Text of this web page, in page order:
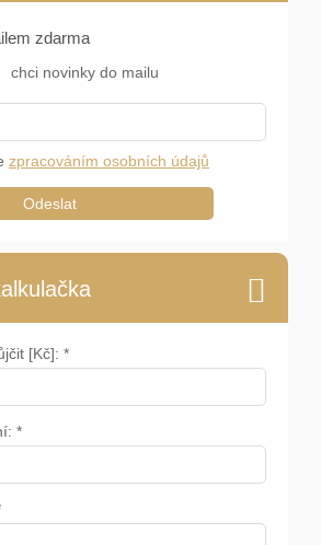
zdarma
zpracováním osobních údajů
Odeslat
[Kč]: *
*